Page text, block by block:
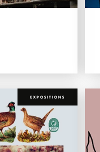
EXPOSITIONS